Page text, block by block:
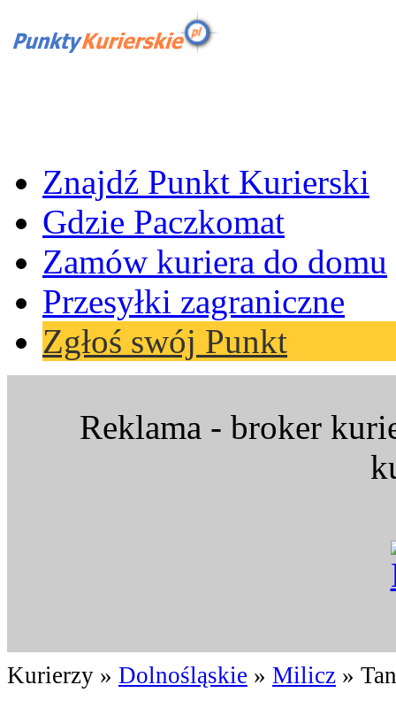
Znajdź Punkt Kurierski
Gdzie Paczkomat
Zamów kuriera do domu
Przesyłki zagraniczne
Zgłoś swój Punkt
Reklama - broker
Kurierzy » Dolnośląskie » Milicz »